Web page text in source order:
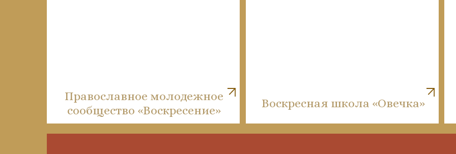
Воскресная школа «Овечка»
Православное молодежное
сообщество «Воскресение»